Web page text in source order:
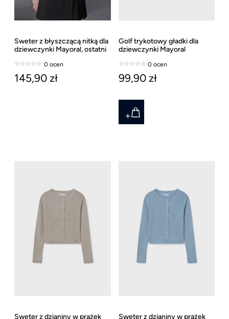
Sweter z błyszczącą nitką dla
dziewczynki Mayoral, ostatni
0 ocen
145,90 zł
Golf trykotowy gładki dla
dziewczynki Mayoral
0 ocen
99,90 zł
Sweter z dzianiny w prążek
Sweter z dzianiny w prążek